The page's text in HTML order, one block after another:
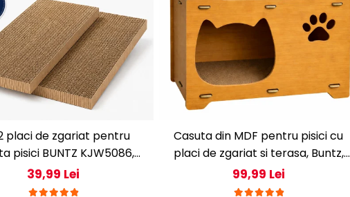
placi de zgariat pentru
pisici BUNTZ KJW5086,
cu casuta 59 x 28.5 x
35 cm
39,99 Lei
Casuta din MDF pentru pisici cu
placi de zgariat si terasa, Buntz,
pentru interior, 44x28.5x30.5cm,
Maro
99,99 Lei